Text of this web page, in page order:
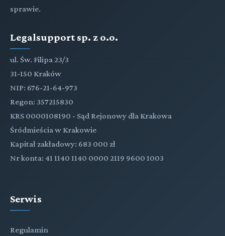
sprawie.
Legalsupport sp. z o.o.
ul. Św. Filipa 23/3
31-150 Kraków
NIP: 676-21-64-973
Regon: 357215830
KRS 0000108190 - Sąd Rejonowy dla Krakowa
Śródmieścia w Krakowie
Kapitał zakładowy: 683 000 zł
Nr konta: 41 1140 1140 0000 2119 9600 1003
Serwis
Regulamin